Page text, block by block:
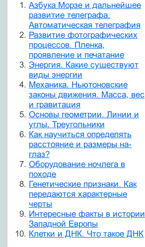
Азбука Морзе и дальнейшее
развитие телеграфа.
Автоматическая телеграфия
Развитие фотографических
процессов. Пленка,
проявление и печатание
Энергия. Какие существуют
виды энергии
Механика. Ньютоновские
законы движения. Масса, вес
и гравитация
Основы геометрии. Линии и
углы. Треугольники
Как научиться определять
расстояние и размеры на-
глаз?
Оборудование ночлега в
походе
Генетические признаки. Как
передаются характерные
черты
Интересные факты в истории
Западной Европы
Клетки и ДНК. Что такое ДНК